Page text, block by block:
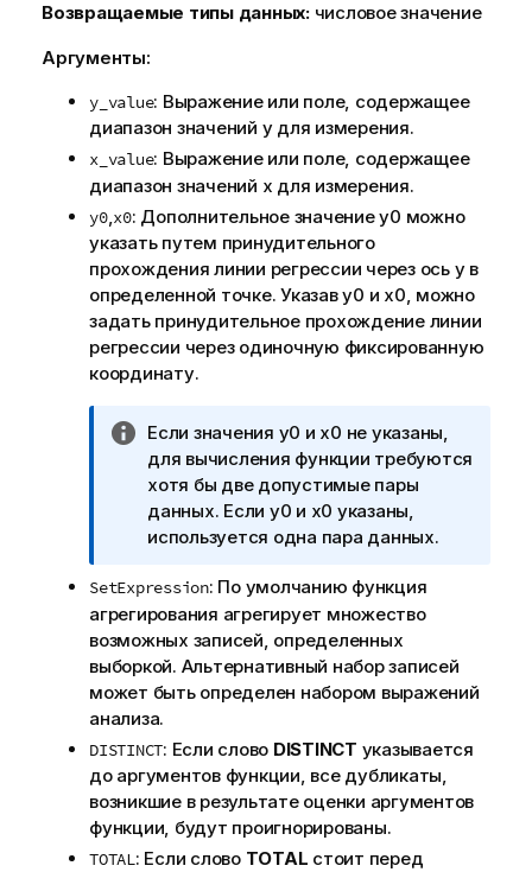
Возвращаемые типы данных: числовое значение
Аргументы:
y_value: Выражение или поле, содержащее
диапазон значений yдля измерения.
x_value: Выражение или поле, содержащее
диапазон значений x для измерения.
y0,x0: Дополнительное значениеy0 можно
указать путем принудительного
прохождения линии регрессии через ось y в
определенной точке. Указавy0 и x0, можно
задать принудительное прохождение линии
регрессии через одиночную фиксированную
координату.
П
р
и
м
е
а
н
и
е
к
и
н
ф
о
р
м
Если значения y0 и x0 не указаны,
для вычисления функции требуются
хотя бы две допустимые пары
данных. Если y0 и x0 указаны,
используется одна пара данных.
SetExpression: По умолчанию функция
агрегирования агрегирует множество
возможных записей, определенных
выборкой. Альтернативный набор записей
может быть определен набором выражений
анализа.
DISTINCT: Если слово DISTINCT указывается
до аргументов функции, все дубликаты,
возникшие в результате оценки аргументов
функции, будут проигнорированы.
TOTAL: Если слово TOTAL стоит перед